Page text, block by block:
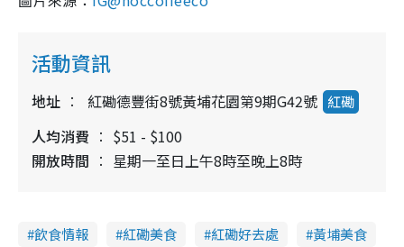
活動資訊
地址 紅磡德豐街8號黃埔花園第9期G42號 紅磡
人均消費
$51 - $100
開放時間
星期一至日上午8時至晚上8時
飲食情報 紅磡美食 紅磡好去處
黃埔美食